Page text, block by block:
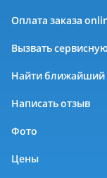
Оплата заказа
Вызвать
Найти ближайший
Написать отзыв
Фото
Цены